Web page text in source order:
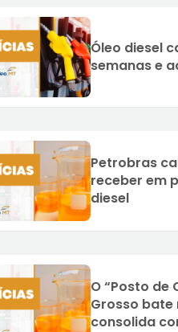
Óleo diesel
semanas e
Petrobras
receber em
diesel
O “Posto de
Grosso
consolida